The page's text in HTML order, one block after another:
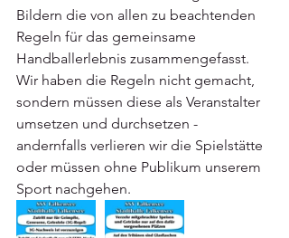
Bildern die von allen zu beachtenden
Regeln für das gemeinsame
Handballerlebnis zusammengefasst.
Wir haben die Regeln nicht gemacht,
sondern müssen diese als Veranstalter
umsetzen und durchsetzen -
andernfalls verlieren wir die Spielstätte
oder müssen ohne Publikum unserem
Sport nachgehen.